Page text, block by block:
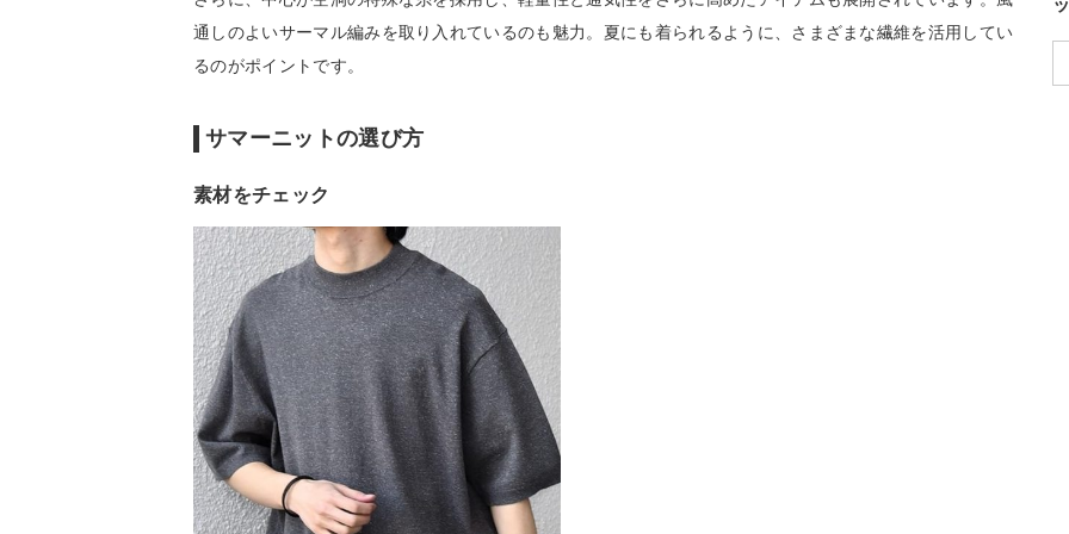
通しのよいサーマル編みを取り入れているのも魅力。夏にも着られるように、さまざまな繊維を活用してい
るのがポイントです。
サマーニットの選び方
素材をチェック